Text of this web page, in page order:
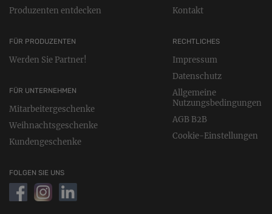
Produzenten entdecken
FÜR PRODUZENTEN
Werden Sie Partner!
FÜR UNTERNEHMEN
Mitarbeitergeschenke
Weihnachtsgeschenke
Kundengeschenke
RECHTLICHES
Impressum
Datenschutz
Allgemeine
Nutzungsbedingungen
AGB B2B
Cookie-Einstellungen
Kontakt
FOLGEN SIE UNS